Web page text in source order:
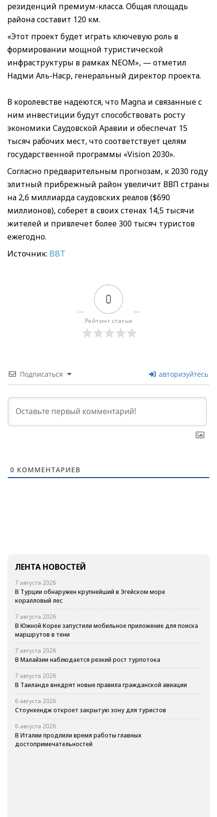
резиденций премиум-класса. Общая площадь
района составит 120 км.
«Этот проект будет играть ключевую роль в
формировании мощной туристической
инфраструктуры в рамках NEOM», — отметил
Надми Аль-Наср, генеральный директор проекта.
В королевстве надеются, что Magna и связанные с
ним инвестиции будут способствовать росту
экономики Саудовской Аравии и обеспечат 15
тысяч рабочих мест, что соответствует целям
государственной программы «Vision 2030».
Согласно предварительным прогнозам, к 2030 году
элитный прибрежный район увеличит ВВП страны
на 2,6 миллиарда саудовских реалов ($690
миллионов), соберет в своих стенах 14,5 тысячи
жителей и привлечет более 300 тысяч туристов
ежегодно.
Источник: BBT
0
Рейтинг статьи
Подписаться авторизуйтесь
0 КОММЕНТАРИЕВ
ЛЕНТА НОВОСТЕЙ
7 августа 2026
В Турции обнаружен крупнейший в Эгейском море
коралловый лес
7 августа 2026
В Южной Корее запустили мобильное приложение для поиска
маршрутов в тени
7 августа 2026
В Малайзии наблюдается резкий рост турпотока
7 августа 2026
В Таиланде внедрят новые правила гражданской авиации
6 августа 2026
Стоунхендж откроет закрытую зону для туристов
6 августа 2026
В Италии продлили время работы главных
достопримечательностей